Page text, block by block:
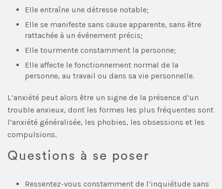
Elle entraîne une détresse notable;
Elle se manifeste sans cause apparente, sans être
rattachée à un événement précis;
Elle tourmente constamment la personne;
Elle affecte le fonctionnement normal de la
personne, au travail ou dans sa vie personnelle.
L’anxiété peut alors être un signe de la présence d’un
trouble anxieux, dont les formes les plus fréquentes sont
l’anxiété généralisée, les phobies, les obsessions et les
compulsions.
Questions à se poser
Ressentez-vous constamment de l’inquiétude sans